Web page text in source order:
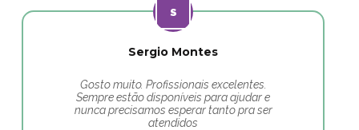
Sergio Montes
Gosto muito. Profissionais excelentes.
Sempre estão disponíveis para ajudar e
nunca precisamos esperar tanto pra ser
atendidos